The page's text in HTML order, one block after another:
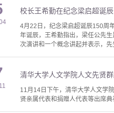
校长王希勤在纪念梁启超诞
4月22日，纪念梁启超诞辰150周
年诞辰，王希勤指出，梁任公先
次演讲和一个概念讲起并表示，
清华大学人文学院人文先贤
11月14日下午，清华大学人文学
贤亲属代表和捐赠人代表等出席